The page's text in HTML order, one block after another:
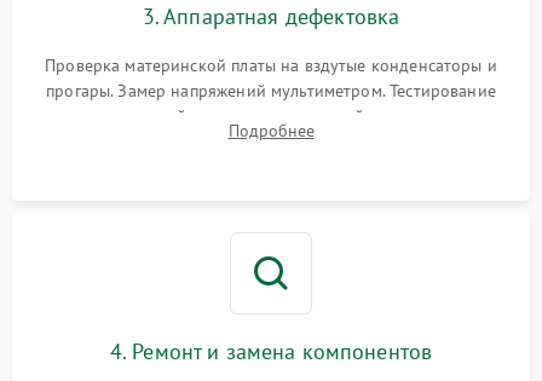
3. Аппаратная дефектовка
Проверка материнской платы на вздутые конденсаторы и
прогары. Замер напряжений мультиметром. Тестирование
оперативной памяти и накопителей с помощью
диагностического ПО для выявления сбойных секторов и
Подробнее
4. Ремонт и замена компонентов